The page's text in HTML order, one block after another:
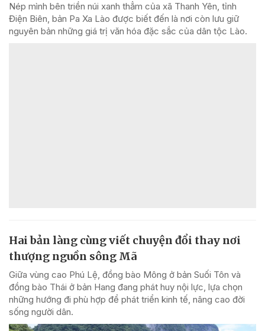
Nép mình bên triền núi xanh thẳm của xã Thanh Yên, tỉnh
Điện Biên, bản Pa Xa Lào được biết đến là nơi còn lưu giữ
nguyên bản những giá trị văn hóa đặc sắc của dân tộc Lào.
Hai bản làng cùng viết chuyện đổi thay nơi
thượng nguồn sông Mã
Giữa vùng cao Phú Lệ, đồng bào Mông ở bản Suối Tôn và
đồng bào Thái ở bản Hang đang phát huy nội lực, lựa chọn
những hướng đi phù hợp để phát triển kinh tế, nâng cao đời
sống người dân.